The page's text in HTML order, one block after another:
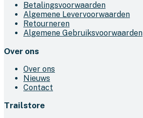
Betalingsvoorwaarden
Algemene Levervoorwaarden
Retourneren
Algemene Gebruiksvoorwaarden
Over ons
Over ons
Nieuws
Contact
Trailstore